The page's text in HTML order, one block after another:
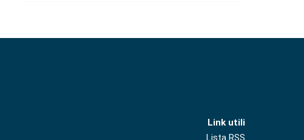
Link utili
Lista RSS